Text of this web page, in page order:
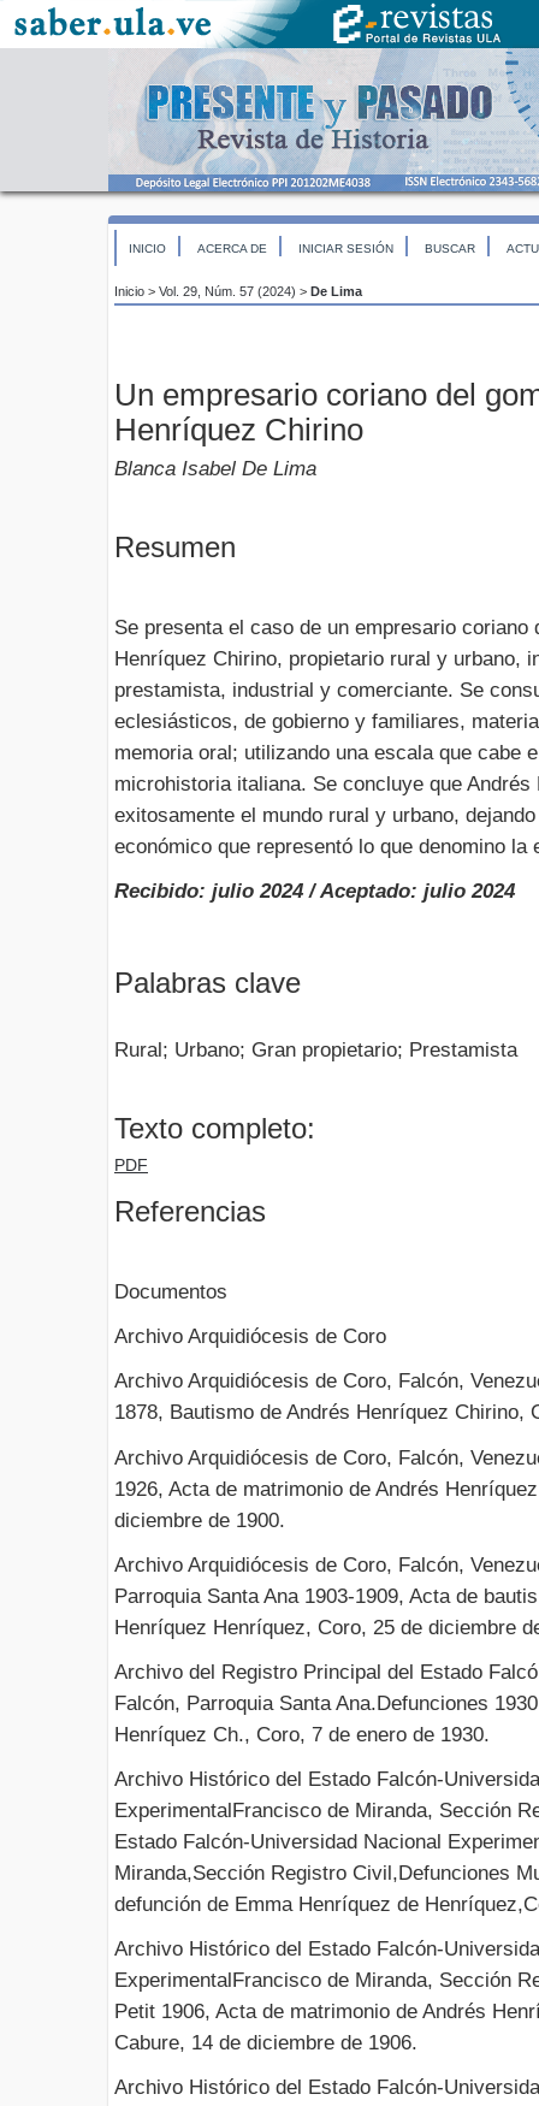
INICIO ACERCA DE INICIAR SESIÓN BUSCAR
Inicio > Vol. 29, Núm. 57 (2024) > De Lima
Un empresario coriano del
Henríquez Chirino
Blanca Isabel De Lima
Resumen
Se presenta el caso de un empresario coriano
Henríquez Chirino, propietario rural y urbano,
prestamista, industrial y comerciante. Se
eclesiásticos, de gobierno y familiares,
memoria oral; utilizando una escala que cabe
microhistoria italiana. Se concluye que
exitosamente el mundo rural y urbano,
económico que representó lo que denomino
Recibido: julio 2024 / Aceptado: julio 2024
Palabras clave
Rural; Urbano; Gran propietario; Prestamista
Texto completo:
PDF
Referencias
Documentos
Archivo Arquidiócesis de Coro
Archivo Arquidiócesis de Coro, Falcón,
1878, Bautismo de Andrés Henríquez Chirino,
Archivo Arquidiócesis de Coro, Falcón,
1926, Acta de matrimonio de Andrés
diciembre de 1900.
Archivo Arquidiócesis de Coro, Falcón,
Parroquia Santa Ana 1903-1909, Acta de
Henríquez Henríquez, Coro, 25 de diciembre
Archivo del Registro Principal del Estado
Falcón, Parroquia Santa Ana.Defunciones
Henríquez Ch., Coro, 7 de enero de 1930.
Archivo Histórico del Estado Falcón-
ExperimentalFrancisco de Miranda, Sección
Estado Falcón-Universidad Nacional
Miranda,Sección Registro Civil,Defunciones
defunción de Emma Henríquez de
Archivo Histórico del Estado Falcón-
ExperimentalFrancisco de Miranda, Sección
Petit 1906, Acta de matrimonio de Andrés
Cabure, 14 de diciembre de 1906.
Archivo Histórico del Estado Falcón-